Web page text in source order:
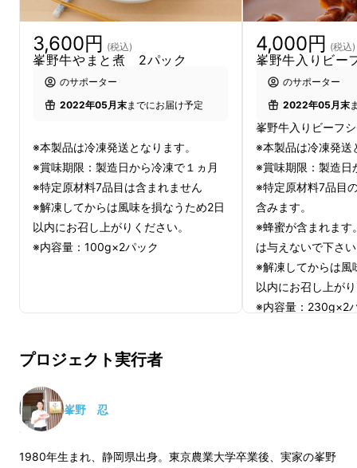
3,600円 (税込)
峯野牛やまと煮 2パック
のサポーター
2022年05月末までにお届け予定
※本製品は冷凍発送となります。
※賞味期限：製造日から冷凍で１ヵ月
※特定原材料7品目は含まれません
※解凍してからは風味を損なうため2日
以内にお召し上がりください。
※内容量：100g×2パック
4,000円 (税込)
峯野牛入りビー
のサポーター
2022年05月末
峯野牛入りビーフ
※本製品は冷凍発送
※賞味期限：製造日
※特定原材料7品目
含みます。
※蜂蜜が含まれます
は与えないで下さい
※解凍してからは風
以内にお召し上が
※内容量：230g×2
プロジェクト実行者
峯野 忍
1980年生まれ、静岡県出身。東京農業大学卒業後、実家の峯野